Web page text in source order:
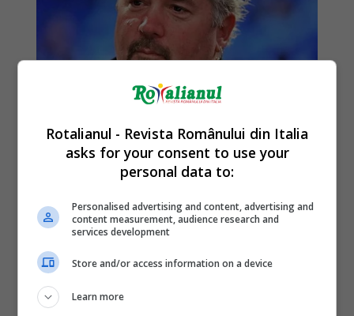
Rotalianul - Revista Românului din Italia
asks for your consent to use your
personal data to:
Personalised advertising and content, advertising and
content measurement, audience research and
services development
Store and/or access information on a device
Learn more